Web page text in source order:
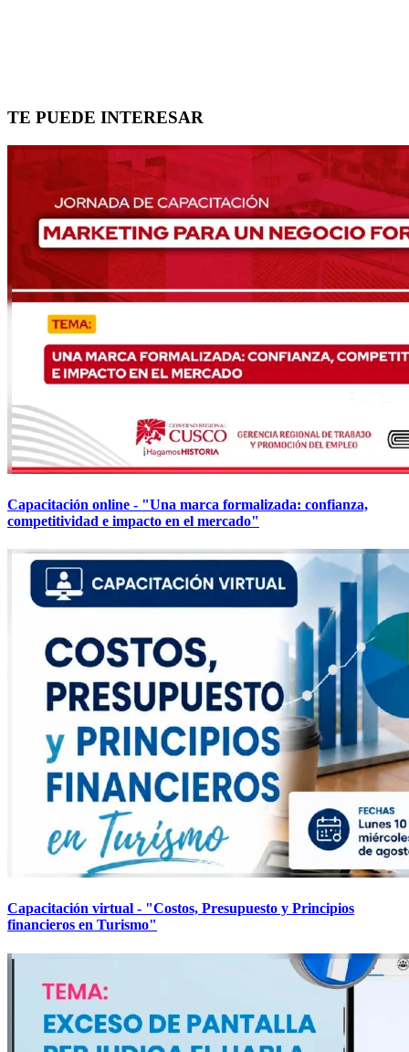
TE PUEDE INTERESAR
Capacitación online - "Una marca formalizada: confianza,
competitividad e impacto en el mercado"
Capacitación virtual - "Costos, Presupuesto y Principios
financieros en Turismo"